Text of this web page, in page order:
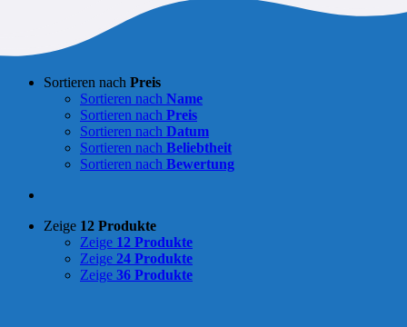
Sortieren nach Preis
Sortieren nach Name
Sortieren nach Preis
Sortieren nach Datum
Sortieren nach Beliebtheit
Sortieren nach Bewertung
Zeige 12 Produkte
Zeige 12 Produkte
Zeige 24 Produkte
Zeige 36 Produkte